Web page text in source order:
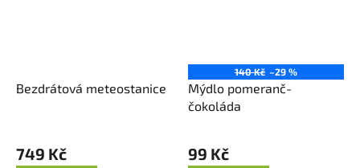
Bezdrátová meteostanice
749 Kč
140 Kč –29 %
Mýdlo pomeranč-
čokoláda
99 Kč